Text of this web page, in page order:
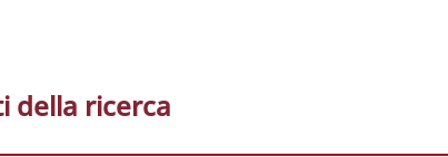
della ricerca